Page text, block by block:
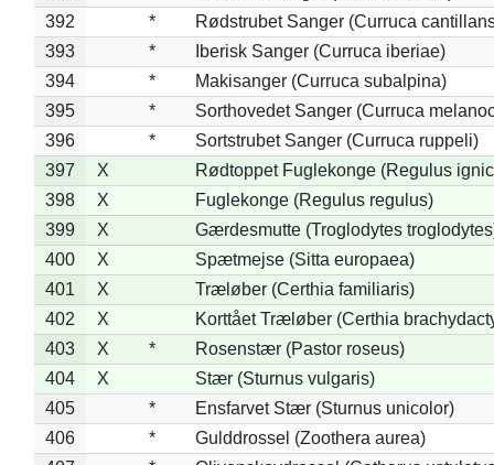
392
*
Rødstrubet Sanger (Curruca
393
*
Iberisk Sanger (Curruca iberiae)
394
*
Makisanger (Curruca subalpina)
395
*
Sorthovedet Sanger (Curruca
396
*
Sortstrubet Sanger (Curruca ruppeli)
397
X
Rødtoppet Fuglekonge (Regulus
398
X
Fuglekonge (Regulus regulus)
399
X
Gærdesmutte (Troglodytes
400
X
Spætmejse (Sitta europaea)
401
X
Træløber (Certhia familiaris)
402
X
Korttået Træløber (Certhia
403
X *
Rosenstær (Pastor roseus)
404
X
Stær (Sturnus vulgaris)
405
*
Ensfarvet Stær (Sturnus unicolor)
406
*
Gulddrossel (Zoothera aurea)